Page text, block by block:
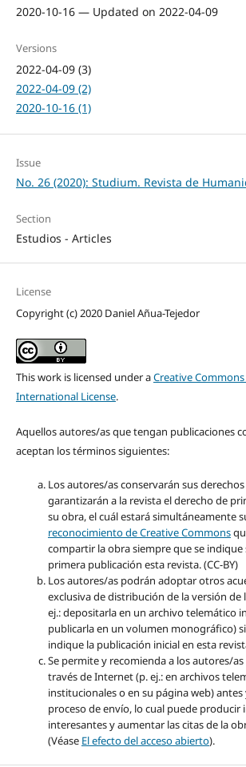
2020-10-16 — Updated on 2022-04-09
Versions
2022-04-09 (3)
2022-04-09 (2)
2020-10-16 (1)
Issue
No. 26 (2020): Studium. Revista de
Section
Estudios - Articles
License
Copyright (c) 2020 Daniel Añua-Tejedor
This work is licensed under aCreative
International License.
Aquellos autores/as que tengan publicaciones
aceptan los términos siguientes:
Los autores/as conservarán sus
garantizarán a la revista el derecho de
su obra, el cuál estará simultáneamente
reconocimiento de Creative Commons
compartir la obra siempre que se indique
primera publicación esta revista. (CC-BY)
Los autores/as podrán adoptar otros
exclusiva de distribución de la versión de
ej.: depositarla en un archivo telemático
publicarla en un volumen monográfico)
indique la publicación inicial en esta
Se permite y recomienda a los autores/
través de Internet (p. ej.: en archivos
institucionales o en su página web)
proceso de envío, lo cual puede producir
interesantes y aumentar las citas de la
(Véase El efecto del acceso abierto).